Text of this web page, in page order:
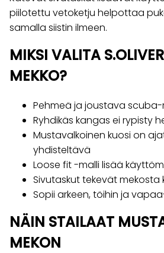
piilotettu vetoketju helpottaa
samalla siistin ilmeen.
MIKSI VALITA
MEKKO?
Pehmeä ja joustava
Ryhdikäs kangas ei rypisty
Mustavalkoinen kuosi on
yhdisteltävä
Loose fit -malli lisää
Sivutaskut tekevät mekosta
Sopii arkeen, töihin ja
NÄIN STAILAAT
MEKON